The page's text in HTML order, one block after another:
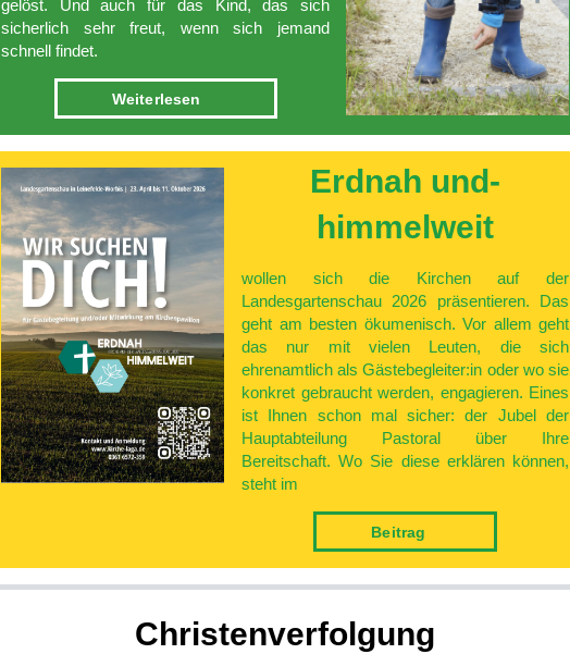
gelöst. Und auch für das Kind, das sich
sicherlich sehr freut, wenn sich jemand
schnell findet.
Weiterlesen
Erdnah und­
himmelweit
wollen sich die Kirchen auf der
Landesgartenschau 2026 präsentieren. Das
geht am besten ökumenisch. Vor allem geht
das nur mit vielen Leuten, die sich
ehrenamtlich als Gästebegleiter:in oder wo sie
konkret gebraucht werden, engagieren. Eines
ist Ihnen schon mal sicher: der Jubel der
Hauptabteilung Pastoral über Ihre
Bereitschaft. Wo Sie diese erklären können,
steht im
Bei­trag
Christen­verfolgung